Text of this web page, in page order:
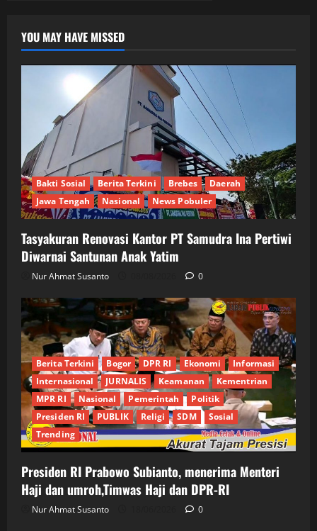
YOU MAY HAVE MISSED
Bakti Sosial Berita Terkini Brebes
Daerah
Jawa Tengah
Nasional News Pobuler
Tasyakuran Renovasi Kantor PT Samudra Ina Pertiwi
Diwarnai Santunan Anak Yatim
Nur Ahmat Susanto 0
Berita Terkini Bogor DPR RI Ekonomi
Informasi
Internasional
JURNALIS Keamanan
Kementrian
MPR RI
Nasional Pemerintah
Politik
Presiden RI
PUBLIK Religi SDM
Sosial
Trending
Presiden RI Prabowo Subianto, menerima Menteri
Haji dan umroh,Timwas Haji dan DPR-RI
Nur Ahmat Susanto 0